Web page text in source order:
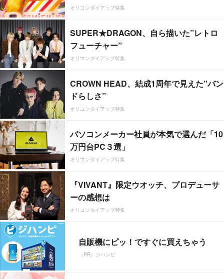
オリコンタイアップ特集
SUPER★DRAGON、自ら描いた”レトロ
フューチャー”
オリコンタイアップ特集
CROWN HEAD、結成1周年で見えた”バン
ドらしさ”
オリコンタイアップ特集
パソコンメーカー社員が本気で選んだ「10
万円台PC３選」
オリコンタイアップ特集
『VIVANT』限定ウオッチ、プロデューサ
ーの感想は
オリコンタイアップ特集
自販機にピッ！ですぐに買えちゃう
（PR）ジハンピ